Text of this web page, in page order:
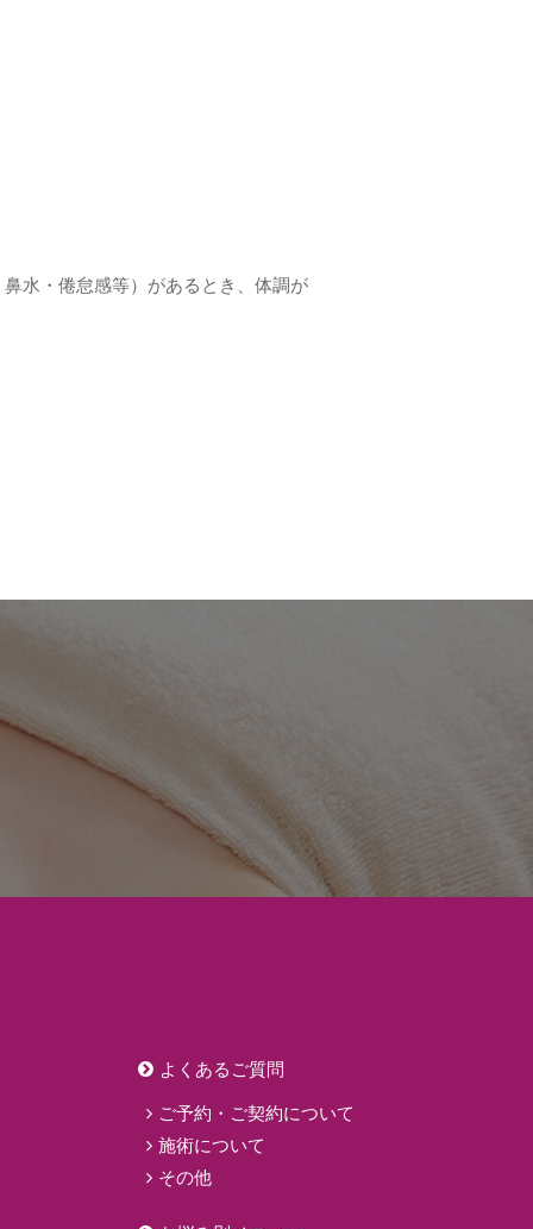
水・倦怠感等）があるとき、体調が
よくあるご質問
ご予約・ご契約について
施術について
その他